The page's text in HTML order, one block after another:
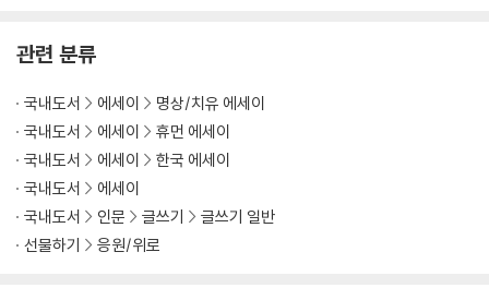
관련 분류
국내도서 에세이
명상/치유 에세이
국내도서
에세이
휴먼 에세이
국내도서
에세이
한국 에세이
국내도서
에세이
국내도서
인문 글쓰기
글쓰기 일반
선물하기
응원/위로